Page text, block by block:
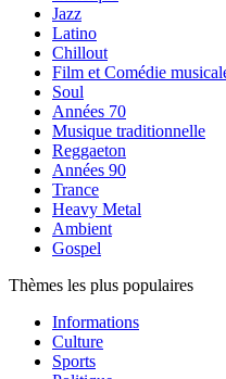
Jazz
Latino
Chillout
Film et Comédie
Soul
Années 70
Musique traditionnelle
Reggaeton
Années 90
Trance
Heavy Metal
Ambient
Gospel
Thèmes les plus populaires
Informations
Culture
Sports